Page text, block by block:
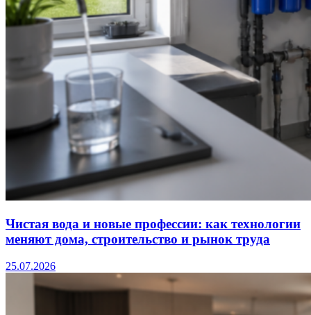
Чистая вода и новые профессии: как технологии
меняют дома, строительство и рынок труда
25.07.2026